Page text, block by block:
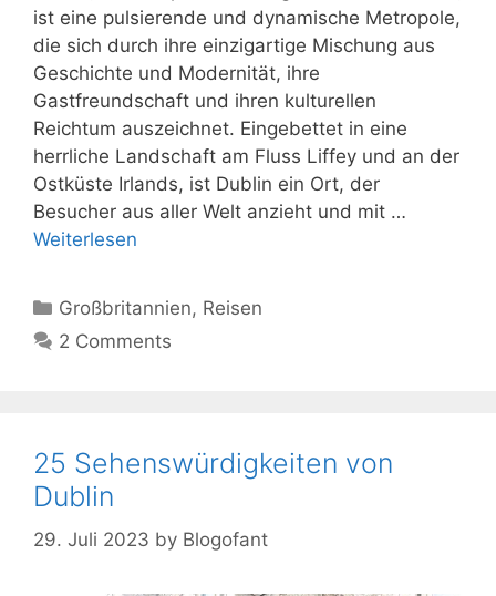
ist eine pulsierende und dynamische Metropole,
die sich durch ihre einzigartige Mischung aus
Geschichte und Modernität, ihre
Gastfreundschaft und ihren kulturellen
Reichtum auszeichnet. Eingebettet in eine
herrliche Landschaft am Fluss Liffey und an der
Ostküste Irlands, ist Dublin ein Ort, der
Besucher aus aller Welt anzieht und mit …
Weiterlesen
Kategorien
Großbritannien, Reisen
2 Comments
25 Sehenswürdigkeiten von
Dublin
29. Juli 2023 by Blogofant